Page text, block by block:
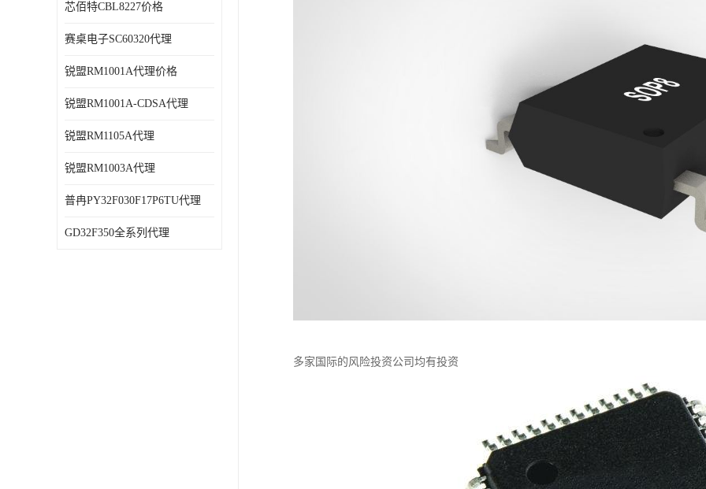
芯佰特CBL8227价格
赛桌电子SC60320代理
锐盟RM1001A代理价格
锐盟RM1001A-CDSA代理
锐盟RM1105A代理
锐盟RM1003A代理
普冉PY32F030F17P6TU代理
GD32F350全系列代理
多家国际的风险投资公司均有投资